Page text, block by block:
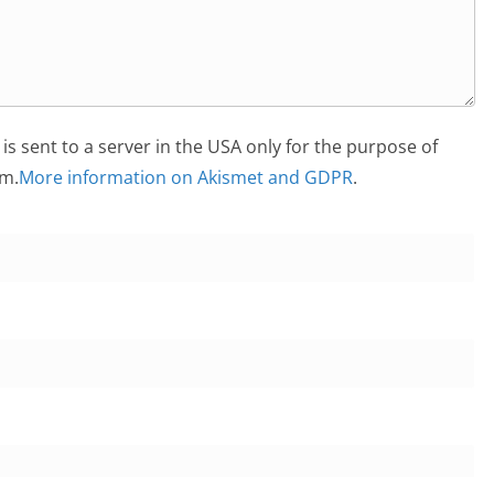
sent to a server in the USA only for the purpose of
More information on Akismet and GDPR.